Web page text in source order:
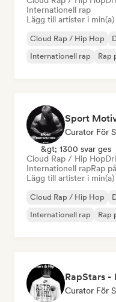
Internationell rap
Lägg till artister i
Cloud Rap / Hip Hop
Internationell rap
Rap
Curator För
&gt; 1300 svar ges
Cloud Rap / Hip Hop
Internationell rapRap
Lägg till artister i
Cloud Rap / Hip Hop
Internationell rap
Rap
Curator För